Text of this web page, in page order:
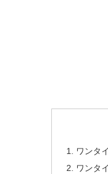
ワンタ
ワンタ